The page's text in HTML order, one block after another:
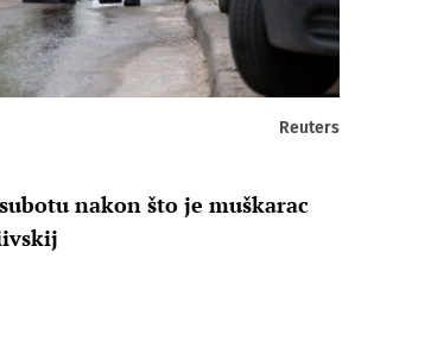
Reuters
nakon što je muškarac